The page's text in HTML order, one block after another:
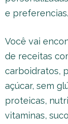
e preferencias.
Você vai
de receitas
carboidratos,
açúcar, sem
proteicas,
vitaminas,